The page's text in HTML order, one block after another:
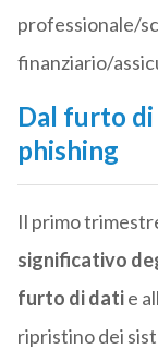
professionale/
finanziario/
Dal furto di
phishing
Il primo
significativo
furto di datie
ripristino dei